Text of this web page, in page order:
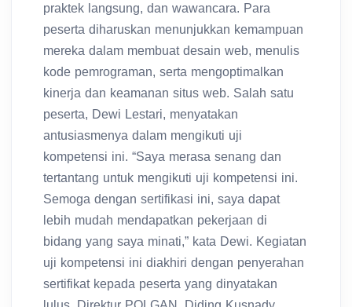
praktek langsung, dan wawancara. Para
peserta diharuskan menunjukkan kemampuan
mereka dalam membuat desain web, menulis
kode pemrograman, serta mengoptimalkan
kinerja dan keamanan situs web. Salah satu
peserta, Dewi Lestari, menyatakan
antusiasmenya dalam mengikuti uji
kompetensi ini. “Saya merasa senang dan
tertantang untuk mengikuti uji kompetensi ini.
Semoga dengan sertifikasi ini, saya dapat
lebih mudah mendapatkan pekerjaan di
bidang yang saya minati,” kata Dewi. Kegiatan
uji kompetensi ini diakhiri dengan penyerahan
sertifikat kepada peserta yang dinyatakan